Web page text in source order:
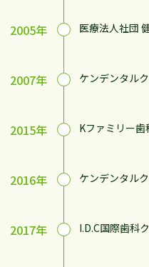
2005年 医療法人社団
2007年 ケンデンタル
2015年 Kファミリー歯
2016年 ケンデンタル
2017年 I.D.C国際歯科